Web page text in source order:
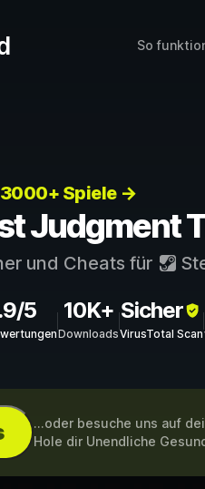
So
Spiele →
Judgment
und Cheats für
5 10K+
Downloads
Sicher
VirusTotal Scan
...oder besuche uns auf
Hole dir Unendliche